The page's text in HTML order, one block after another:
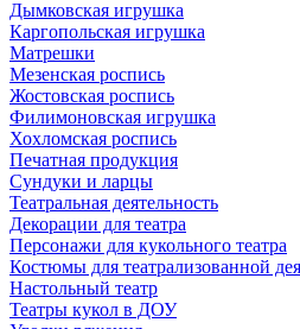
Дымковская игрушка
Каргопольская игрушка
Матрешки
Мезенская роспись
Жостовская роспись
Филимоновская игрушка
Хохломская роспись
Печатная продукция
Сундуки и ларцы
Театральная деятельность
Декорации для театра
Персонажи для кукольного театра
Костюмы для театрализованной
Настольный театр
Театры кукол в ДОУ